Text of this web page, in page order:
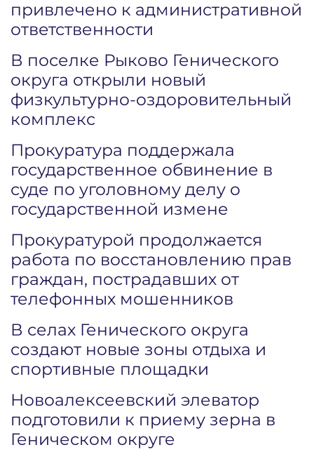
привлечено к административной
ответственности
В поселке Рыково Генического
округа открыли новый
физкультурно-оздоровительный
комплекс
Прокуратура поддержала
государственное обвинение в
суде по уголовному делу о
государственной измене
Прокуратурой продолжается
работа по восстановлению прав
граждан, пострадавших от
телефонных мошенников
В селах Генического округа
создают новые зоны отдыха и
спортивные площадки
Новоалексеевский элеватор
подготовили к приему зерна в
Геническом округе